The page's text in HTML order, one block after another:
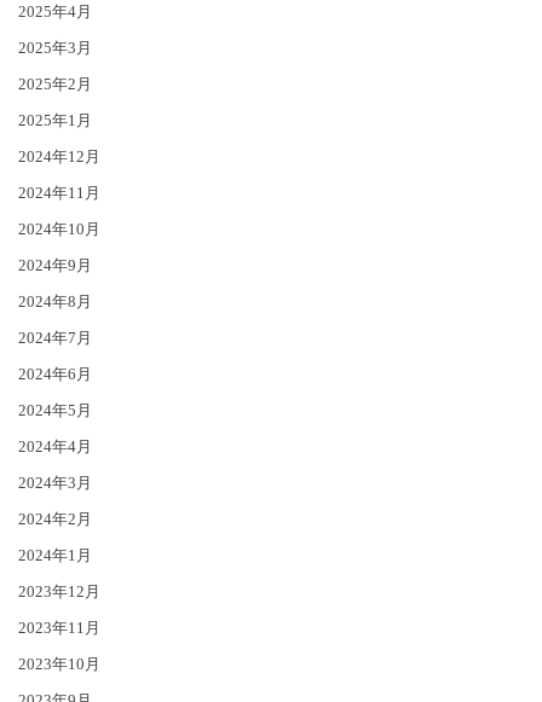
2025年4月
2025年3月
2025年2月
2025年1月
2024年12月
2024年11月
2024年10月
2024年9月
2024年8月
2024年7月
2024年6月
2024年5月
2024年4月
2024年3月
2024年2月
2024年1月
2023年12月
2023年11月
2023年10月